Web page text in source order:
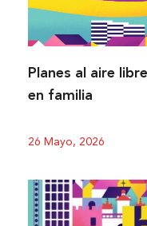
Planes al aire
en familia
26 Mayo, 2026